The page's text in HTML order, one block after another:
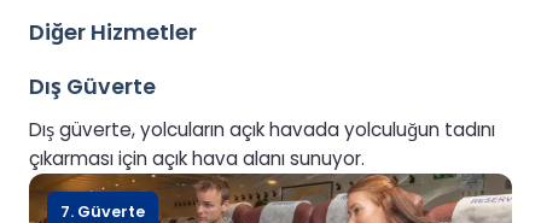
Diğer Hizmetler
Dış Güverte
Dış güverte, yolcuların açık havada yolculuğun tadını
çıkarması için açık hava alanı sunuyor.
7. Güverte